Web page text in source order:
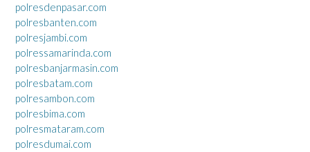
polresdenpasar.com
polresbanten.com
polresjambi.com
polressamarinda.com
polresbanjarmasin.com
polresbatam.com
polresambon.com
polresbima.com
polresmataram.com
polresdumai.com